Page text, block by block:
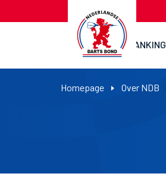
RANKING
Homepage Over NDB